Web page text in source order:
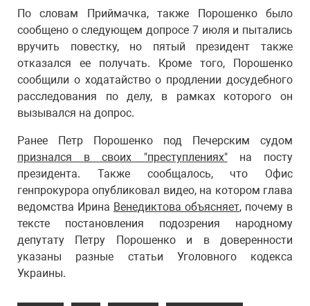
По словам Приймачка, также Порошенко было
сообщено о следующем допросе 7 июля и пытались
вручить повестку, но пятый президент также
отказался ее получать. Кроме того, Порошенко
сообщили о ходатайство о продлении досудебного
расследования по делу, в рамках которого он
вызывался на допрос.
Ранее Петр Порошенко под Печерским судом
признался в своих "преступлениях"на посту
президента. Также сообщалось, что Офис
генпрокурора опубликовал видео, на котором глава
ведомства Ирина Венедиктова объясняет, почему в
тексте постановления подозрения народному
депутату Петру Порошенко и в доверенности
указаны разные статьи Уголовного кодекса
Украины.